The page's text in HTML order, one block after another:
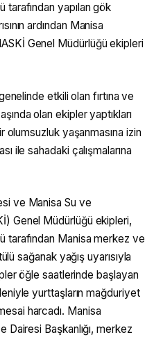
yapılan gök
ardından Manisa
Genel Müdürlüğü ekipleri
etkili olan fırtına ve
olan ekipler yaptıkları
olumsuzluk yaşanmasına izin
ile sahadaki çalışmalarına
ve Manisa Su ve
Genel Müdürlüğü ekipleri,
tarafından Manisa merkez ve
sağanak yağış uyarısıyla
öğle saatlerinde başlayan
yurttaşların mağduriyet
harcadı. Manisa
Başkanlığı, merkez